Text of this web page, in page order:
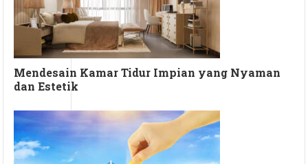
Mendesain Kamar Tidur Impian yang Nyaman
dan Estetik